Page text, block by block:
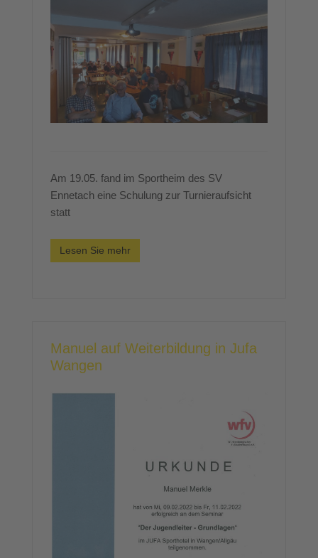
Am 19.05. fand im Sportheim des SV
Ennetach eine Schulung zur Turnieraufsicht
statt
Lesen Sie mehr
Manuel auf Weiterbildung in Jufa
Wangen